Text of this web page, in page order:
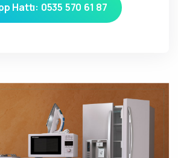
Hattı: 0535 570 61 87